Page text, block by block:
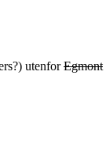
utenforEgmont